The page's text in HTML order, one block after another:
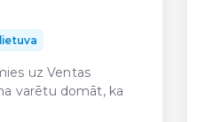
lietuva
uz Ventas
varētu domāt, ka